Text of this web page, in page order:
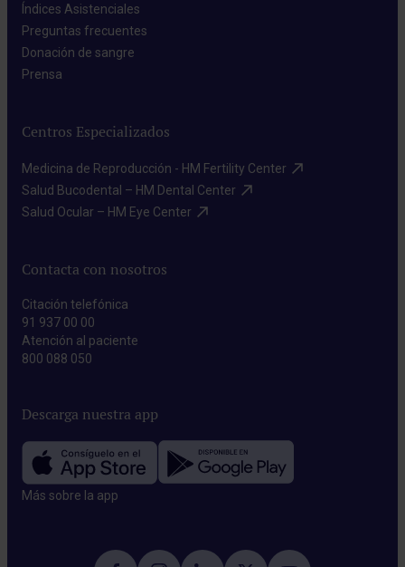
Índices Asistenciales​
Preguntas frecuentes​
Donación de sangre​
Prensa​
Centros Especializados
Medicina de Reproducción - HM Fertility Center​
Salud Bucodental – HM Dental Center​
Salud Ocular – HM Eye Center​
Contacta con nosotros
Citación telefónica
91 937 00 00
Atención al paciente
800 088 050
Descarga nuestra app
Más sobre la app​